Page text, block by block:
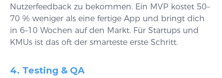
Nutzerfeedback zu bekommen. Ein MVP kostet 50–
70 % weniger als eine fertige App und bringt dich
in 6–10 Wochen auf den Markt. Für Startups und
KMUs ist das oft der smarteste erste Schritt.
4. Testing & QA